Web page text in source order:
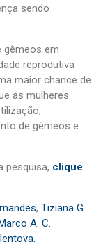
sendo
gêmeos em
reprodutiva
maior chance de
as mulheres
de gêmeos e
pesquisa, clique
, Tiziana G.
A. C.